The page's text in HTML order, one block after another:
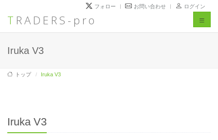
TRADERS-pro
フォロー お問い合わせ ログイン
Toggle
Iruka V3
トップ Iruka V3
Iruka V3